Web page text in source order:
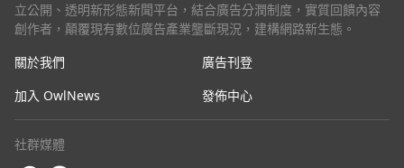
立公開、透明新形態新聞平台，結合廣告分潤制度，實質回饋內容
創作者，顛覆現有數位廣告產業壟斷現況，建構網路新生態。
關於我們
廣告刊登
加入 OwlNews
發佈中心
社群媒體